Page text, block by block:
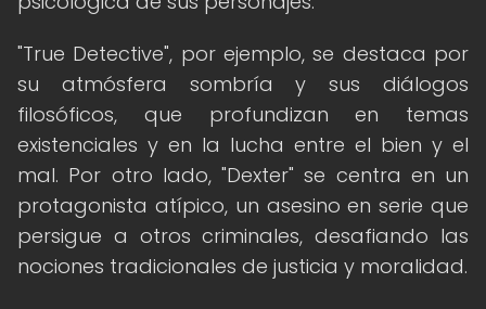
"True Detective", por ejemplo, se destaca por
su atmósfera sombría y sus diálogos
filosóficos, que profundizan en temas
existenciales y en la lucha entre el bien y el
mal. Por otro lado, "Dexter" se centra en un
protagonista atípico, un asesino en serie que
persigue a otros criminales, desafiando las
nociones tradicionales de justicia y moralidad.